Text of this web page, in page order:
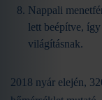
Nappali
lett beépítve,
világításnak.
2018 nyár elején,